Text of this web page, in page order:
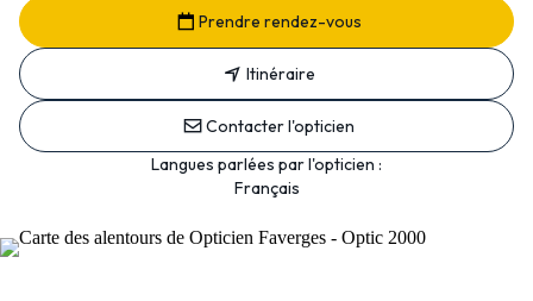
Prendre rendez-vous
Itinéraire
Contacter l'opticien
Langues parlées par l'opticien :
Français